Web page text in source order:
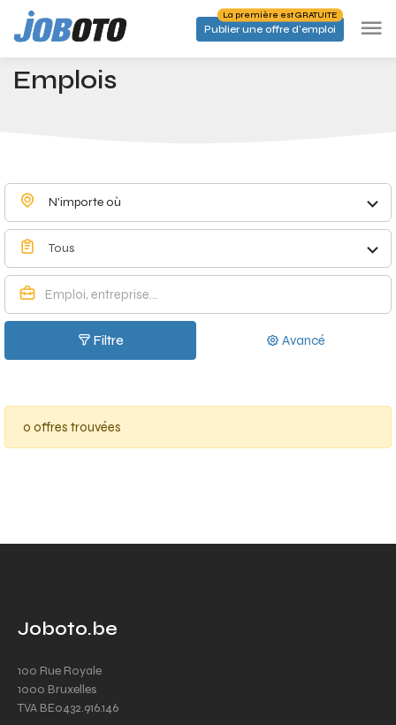
Skip to main content
Publier une offre d'emploi
La première est GRATUITE
Accueil Emplois à Cordes - Joboto
Emplois
N'importe où
Tous
Filtre Avancé
0 offres trouvées
Joboto.be
100 Rue Royale
1000 Bruxelles
TVA BE0432.916.146